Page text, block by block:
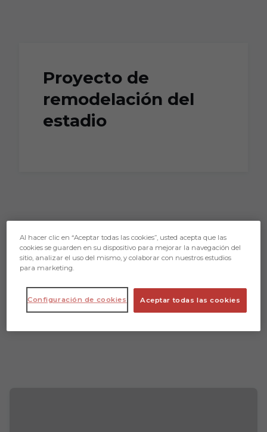
Proyecto de
remodelación del
estadio
Al hacer clic en “Aceptar todas las cookies”, usted acepta que las
cookies se guarden en su dispositivo para mejorar la navegación del
sitio, analizar el uso del mismo, y colaborar con nuestros estudios
para marketing.
Aceptar todas las cookies
Configuración de cookies